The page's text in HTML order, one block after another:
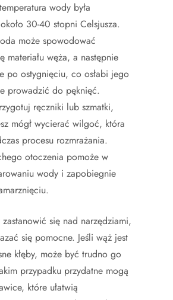
wody była
30-40 stopni Celsjusza.
może spowodować
materiału węża, a następnie
po ostygnięciu, co osłabi jego
prowadzić do pęknięć.
ręczniki lub szmatki,
mógł wycierać wilgoć, która
procesu rozmrażania.
otoczenia pomoże w
wody i zapobiegnie
się nad narzędziami,
się pomocne. Jeśli wąż jest
kłęby, może być trudno go
przypadku przydatne mogą
które ułatwią